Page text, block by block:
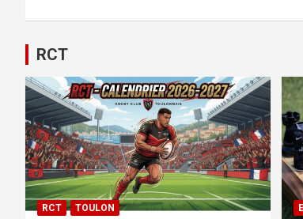
RCT
RCT TOULON